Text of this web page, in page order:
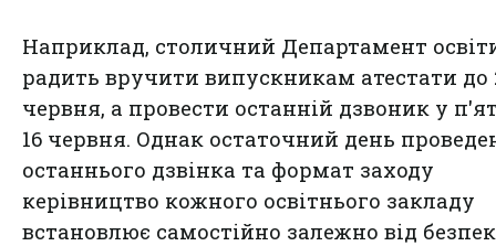
Наприклад, столичний Департамент
радить вручити випускникам атестати до
червня, а провести останній дзвоник у
16 червня. Однак остаточний день
останнього дзвінка та формат заходу
керівництво кожного освітнього закладу
встановлює самостійно залежно від